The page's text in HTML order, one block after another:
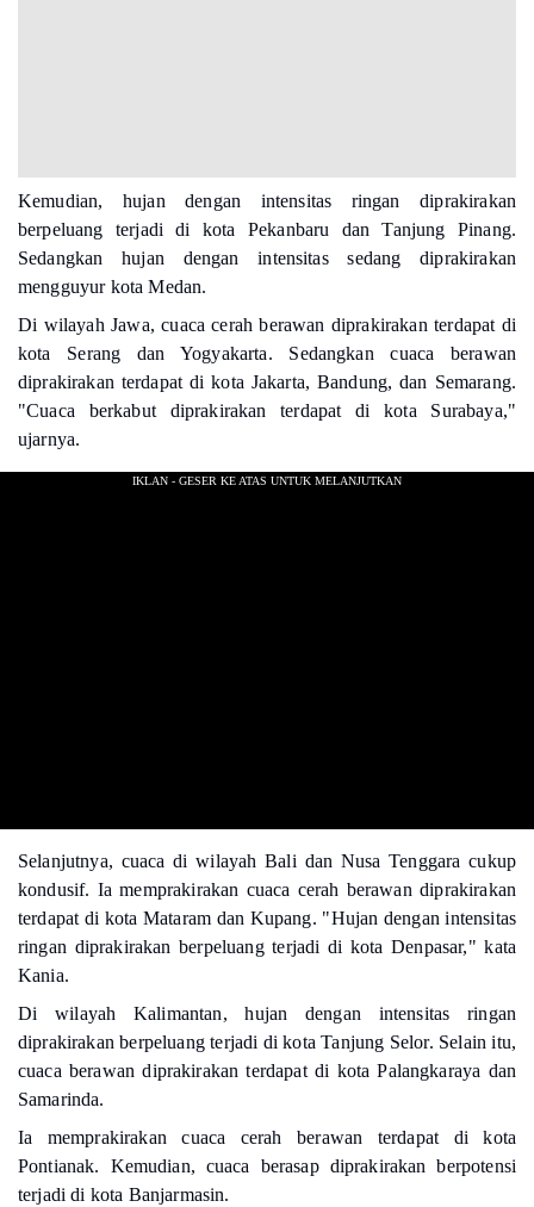
Kemudian, hujan dengan intensitas ringan diprakirakan
berpeluang terjadi di kota Pekanbaru dan Tanjung Pinang.
Sedangkan hujan dengan intensitas sedang diprakirakan
mengguyur kota Medan.
Di wilayah Jawa, cuaca cerah berawan diprakirakan terdapat di
kota Serang dan Yogyakarta. Sedangkan cuaca berawan
diprakirakan terdapat di kota Jakarta, Bandung, dan Semarang.
"Cuaca berkabut diprakirakan terdapat di kota Surabaya,"
ujarnya.
Selanjutnya, cuaca di wilayah Bali dan Nusa Tenggara cukup
kondusif. Ia memprakirakan cuaca cerah berawan diprakirakan
terdapat di kota Mataram dan Kupang. "Hujan dengan intensitas
ringan diprakirakan berpeluang terjadi di kota Denpasar," kata
Kania.
Di wilayah Kalimantan, hujan dengan intensitas ringan
diprakirakan berpeluang terjadi di kota Tanjung Selor. Selain itu,
cuaca berawan diprakirakan terdapat di kota Palangkaraya dan
Samarinda.
Ia memprakirakan cuaca cerah berawan terdapat di kota
Pontianak. Kemudian, cuaca berasap diprakirakan berpotensi
terjadi di kota Banjarmasin.